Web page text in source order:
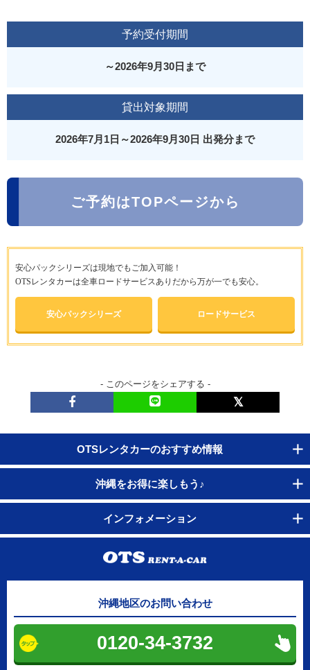
予約受付期間
～2026年9月30日まで
貸出対象期間
2026年7月1日～2026年9月30日 出発分まで
ご予約はTOPページから
安心パックシリーズは現地でもご加入可能！
OTSレンタカーは全車ロードサービスありだから万が一でも安心。
安心パックシリーズ ロードサービス
- このページをシェアする -
OTSレンタカーのおすすめ情報
沖縄をお得に楽しもう♪
インフォメーション
沖縄地区のお問い合わせ
0120-34-3732